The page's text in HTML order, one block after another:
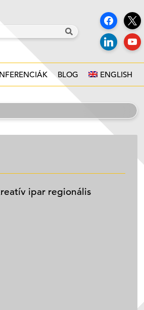
BLOG ENGLISH
ipar regionális